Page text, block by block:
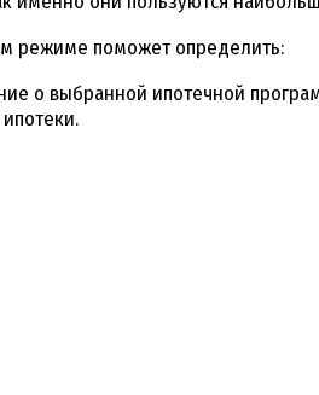
режиме поможет определить:
о выбранной ипотечной